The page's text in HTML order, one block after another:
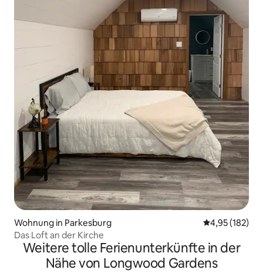
Wohnung in Parkesburg
4,95 (182)
Das Loft an der Kirche
Weitere tolle Ferienunterkünfte in der
Nähe von Longwood Gardens